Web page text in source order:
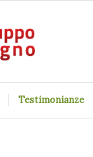
Testimonianze